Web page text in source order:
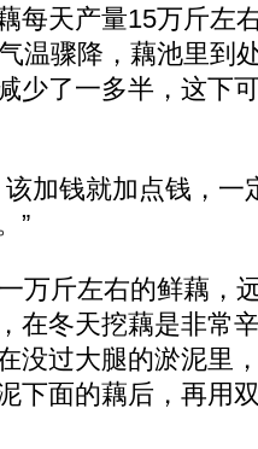
每天产量15万斤左
温骤降，藕池里到
少了一多半，这下
加钱就加点钱，一
”
万斤左右的鲜藕，
在冬天挖藕是非常
没过大腿的淤泥里
下面的藕后，再用